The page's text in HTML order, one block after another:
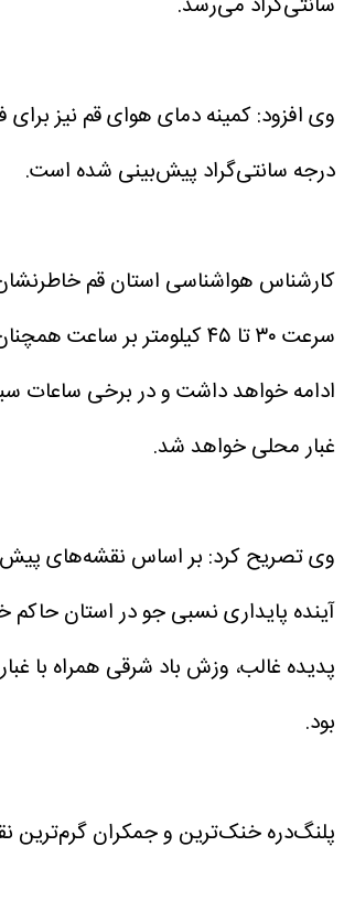
درجه سانتی‌گراد پیش‌بینی شده است.
کارشناس هواشناسی استان قم
سرعت ۳۰ تا ۴۵ کیلومتر بر
ادامه خواهد داشت و در برخی ساعات
غبار محلی خواهد شد.
وی تصریح کرد: بر اساس نقشه‌های
آینده پایداری نسبی جو در استان حاکم
پدیده غالب، وزش باد شرقی همراه با
بود.
پلنگ‌دره خنک‌ترین و جمکران گرم‌ترین